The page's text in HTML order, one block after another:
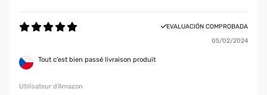
EVALUACIÓN COMPROBADA
05/02/2024
Tout c'est bien passé livraison produit
Utilisateur d'Amazon